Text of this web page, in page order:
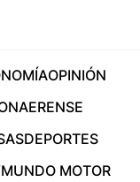
OPINIÓN
DEPORTES
MUNDO MOTOR